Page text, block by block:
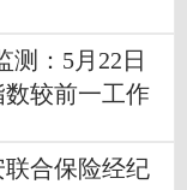
测：5月22日
较前一工作
合保险经纪